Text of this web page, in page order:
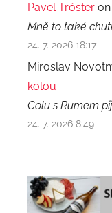
Pavel Trőster on
Mně to také
24. 7. 2026 18:17
Miroslav
kolou
Colu s Rumem
24. 7. 2026 8:49